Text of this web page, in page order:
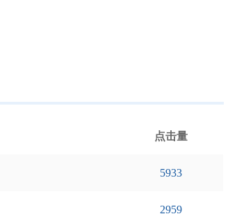
点击量
5933
2959